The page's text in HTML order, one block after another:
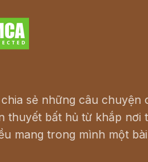
sẻ những câu chuyện
thuyết bất hủ từ khắp nơi
mang trong mình một